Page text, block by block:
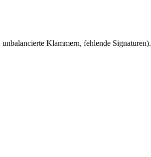
Klammern, fehlende Signaturen).